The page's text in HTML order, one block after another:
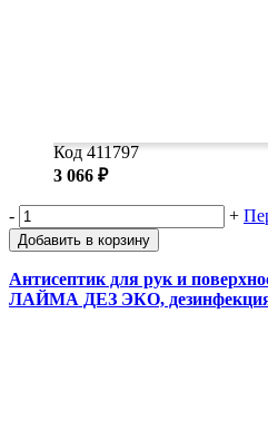
Код 411797
3 066 ₽
- +
Добавить в корзину
Антисептик для рук и
ЛАЙМА ДЕЗ ЭКО,